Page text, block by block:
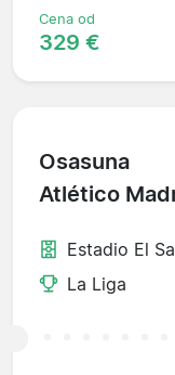
Cena od
329 €
Osasuna
Atlético
Estadio El
La Liga